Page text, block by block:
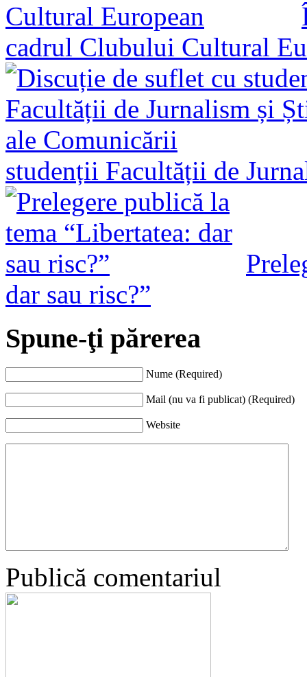
cadrul Clubului Cultural
studenții Facultății de
dar sau risc?”
Spune-ţi părerea
Nume (Required)
Mail (nu va fi publicat) (Required)
Website
Publică comentariul